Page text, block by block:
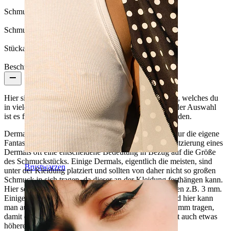
Brustwarzen
Schmucksteinfarbe: Durchsichtig
Schmucksteintyp: Kubischer Zirkonia
Stückanzahl:
Beschreibung
Hier siehst du ein schlichtes aber schönes Dermal Top, welches du
in vielen Farben und Größen bekommen kannst. Bei der Auswahl
ist es fast unmöglich nicht das passende für sich zu finden.
Dermals können an vielen Stellen am Körper sitzen, nur die eigene
Fantasie kann dem Grenzen setzen. Jedoch hat die Platzierung eines
Dermals oft eine entscheidene Bedeutung in Bezug auf die Größe
des Schmuckstücks. Einige Dermals, eigentlich die meisten, sind
unter der Kleidung platziert und sollten von daher nicht so großen
Schmuck in sich tragen, da dieser an der Kleidung festhängen kann.
Hier sollte man sich für eine diskrete Größe entscheiden z.B. 3 mm.
Einige andere Dermals sitzen an sichtbaren Stellen und hier kann
man auf jeden Fall Schmuck mit einer Größe von 4-5 mm tragen,
damit dieser auch gesehen wird. Diese Größe bedeutet auch etwas
höheren Schmuck.